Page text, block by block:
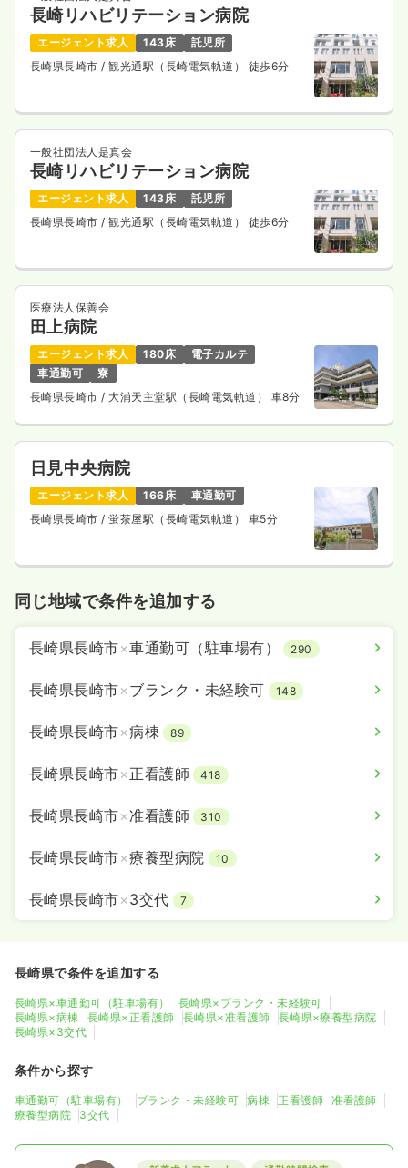
長崎リハビリテーション病院
エージェント求人 143床
託児所
長崎県長崎市/ 観光通駅（長崎電気軌道） 徒歩6分
一般社団法人是真会
長崎リハビリテーション病院
エージェント求人 143床
託児所
長崎県長崎市/ 観光通駅（長崎電気軌道） 徒歩6分
医療法人保善会
田上病院
エージェント求人 180床
電子カルテ
車通勤可
寮
長崎県長崎市 / 大浦天主堂駅（長崎電気軌道） 車8分
日見中央病院
エージェント求人 166床
車通勤可
長崎県長崎市/ 蛍茶屋駅（長崎電気軌道） 車5分
同じ地域で条件を追加する
長崎県長崎市×車通勤可（駐車場有） 290
長崎県長崎市×ブランク・未経験可 148
長崎県長崎市×病棟 89
長崎県長崎市×正看護師 418
長崎県長崎市×准看護師 310
長崎県長崎市×療養型病院 10
長崎県長崎市×3交代 7
長崎県で条件を追加する
長崎県×車通勤可（駐車場有）
長崎県×ブランク・未経験可
長崎県×病棟
長崎県×正看護師 長崎県×准看護師
長崎県×療養型病院
長崎県×3交代
条件から探す
車通勤可（駐車場有） ブランク・未経験可 病棟 正看護師
准看護師
療養型病院
3交代